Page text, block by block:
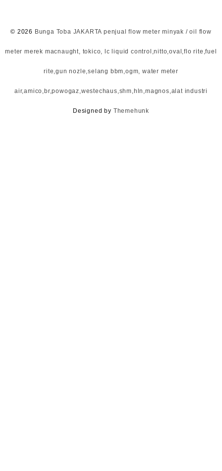
© 2026 Bunga Toba JAKARTA penjual flow meter minyak / oil flow
meter merek macnaught, tokico, lc liquid control,nitto,oval,flo rite,fuel
rite,gun nozle,selang bbm,ogm, water meter
air,amico,br,powogaz,westechaus,shm,hln,magnos,alat industri
Designed by Themehunk